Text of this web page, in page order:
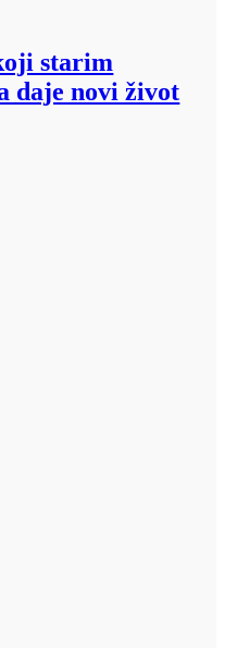
starim
daje novi život